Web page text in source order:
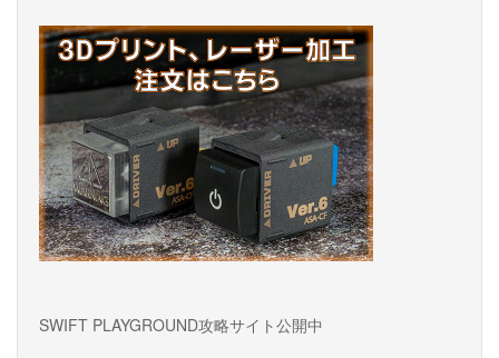
ョ
ン
SWIFT PLAYGROUND攻略サイト公開中